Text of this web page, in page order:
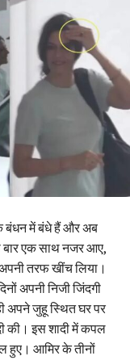
बंधन में बंधे हैं और अब
बार एक साथ नजर आए,
अपनी तरफ खींच लिया।
अपनी निजी जिंदगी
अपने जुहू स्थित घर पर
की। इस शादी में कपल
हुए। आमिर के तीनों